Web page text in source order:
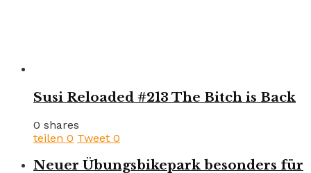
Susi Reloaded #213 The Bitch is Back
0 shares
teilen 0 Tweet 0
Neuer Übungsbikepark besonders für